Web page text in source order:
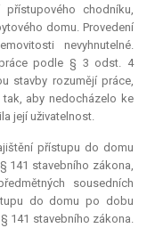
chodníku,
domu. Provedení
nevyhnutelné.
podle § 3 odst. 4
stavby rozumějí práce,
aby nedocházelo ke
její uživatelnost.
přístupu do domu
141 stavebního zákona,
sousedních
do domu po dobu
141 stavebního zákona.